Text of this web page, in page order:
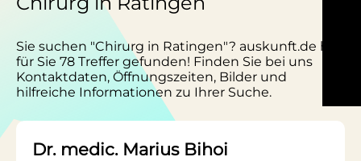
Sie suchen "Chirurg in Ratingen"? auskunft.de hat
für Sie 78 Treffer gefunden! Finden Sie bei uns
Kontaktdaten, Öffnungszeiten, Bilder und
hilfreiche Informationen zu Ihrer Suche.
Dr. medic. Marius Bihoi